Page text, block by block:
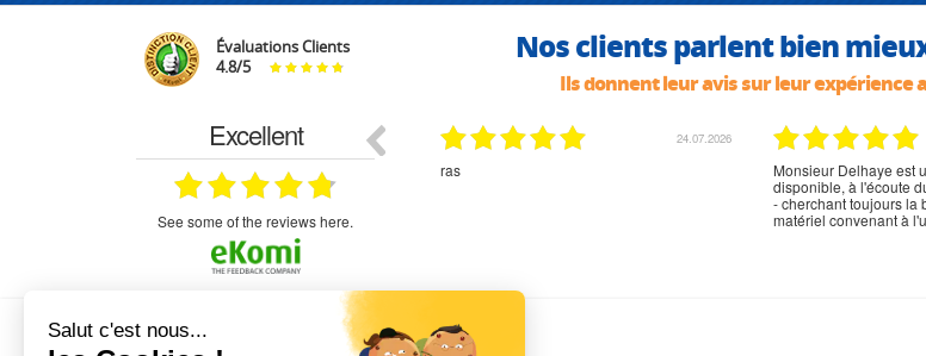
Évaluations Clients
4.8/5 Nos clients parlent bien
Ils donnent leur avis sur leur expérience
Excellent
see some of the reviews here.
29.03.2026
bonjour commande pompe puit malgré un
appel en dehors des heures d ouverture votre
commercial a géré ma demande le devis reçu
immédiatement un fois le paiement effectue la
commande a été valider l envoi a été un peu
long mais dans l ensemble très satisfait
24.07.2026
ras
Monsieur Delhaye est
disponible, à l'écoute
- cherchant toujours la
matériel convenant à